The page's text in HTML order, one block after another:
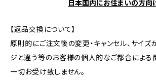
日本国内にお住まいの方向
【返品交換について】
原則的にご注文後の変更・キャンセル、サイズ
ジと違う等のお客様の個人的なご都合による
一切お受け致しません。